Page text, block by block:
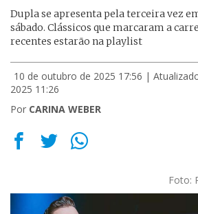
Dupla se apresenta pela terceira vez
sábado. Clássicos que marcaram a
recentes estarão na playlist
10 de outubro de 2025 17:56 |
2025 11:26
Por CARINA WEBER
Foto: